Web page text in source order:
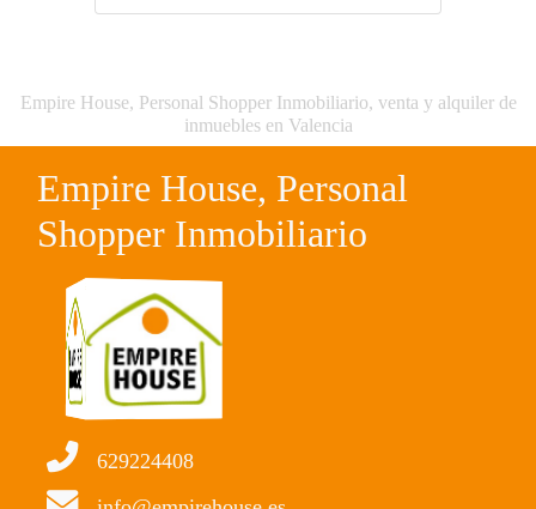
Empire House, Personal Shopper Inmobiliario, venta y alquiler de
inmuebles en Valencia
Empire House, Personal
Shopper Inmobiliario
629224408